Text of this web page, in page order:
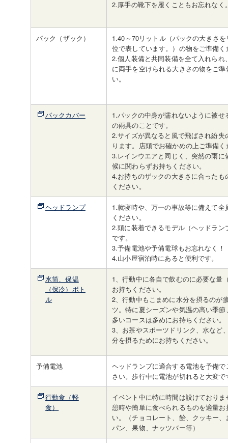
2.厚手の靴下を履くこともお忘れなく
パック（ザック）
1.40～70リットル（パックの大きさ
位で表しています。）の物をご準備く
2.個人装備と共同装備を全て入れられ
に両手を空けられる大きさの物をご準
い。
パックカバー
1.パックの中身が濡れないように被せ
の雨具のことです。
2.サイズが異なると風で飛ばされ紛失
ります。店頭でお確かめの上ご準備
3.レインウエアと同じく、突然の雨に
候に関わらずお持ちください。
4.お持ちのザックの大きさに合ったも
ください。
ヘッドランプ
1.就寝時や、万一の事故等に備えて全
ください。
2.頭に装着できるモデル（ヘッドラン
です。
3.予備電池や予備電球もお忘れなく！
4.山小屋宿泊時にあると便利です。
水筒、保温
（保冷）ボト
ル
1、行動中に各自で飲むのに必要な量
お持ちください。
2、行動中もこまめに水分を摂るのが
ツ。特に夏シーズンや気温の高い季
多いコースは多めにお持ちください。
3、お茶やスポーツドリンク、水など
分を摂るためにお持ちください。
予備電池
ヘッドランプに適合する電池を予備
さい。歩行中に電池が切れると大変で
行動食（軽
食）
イベント中に特に時間は設けており
憩時や簡単に食べられるものを適量
い。（チョコレート、飴、クッキー
パン、果物、ナッツバー等）